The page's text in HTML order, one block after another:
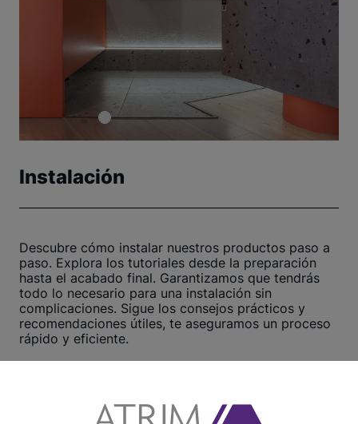
Instalación
Descubre cómo instalar nuestros productos paso a
paso. Explora los tutoriales desde la preparación
hasta el acabado final. Garantizamos que tendrás
todo lo necesario para una instalación sin
complicaciones. Sigue los consejos prácticos y
recomendaciones útiles, te aseguramos un proceso
rápido y eficiente.
¡Haz clic aquí y comienza ahora!
Ver otros tutoriales